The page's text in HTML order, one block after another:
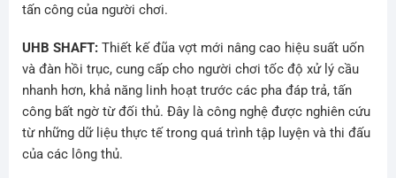
tấn công của người chơi.
UHB SHAFT:Thiết kế đũa vợt mới nâng cao hiệu suất uốn
và đàn hồi trục, cung cấp cho người chơi tốc độ xử lý cầu
nhanh hơn, khả năng linh hoạt trước các pha đáp trả, tấn
công bất ngờ từ đối thủ. Đây là công nghệ được nghiên cứu
từ những dữ liệu thực tế trong quá trình tập luyện và thi đấu
của các lông thủ.